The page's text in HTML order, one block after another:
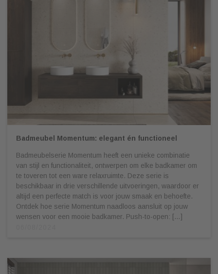
Badmeubel Momentum: elegant én functioneel
Badmeubelserie Momentum heeft een unieke combinatie
van stijl en functionaliteit, ontwerpen om elke badkamer om
te toveren tot een ware relaxruimte. Deze serie is
beschikbaar in drie verschillende uitvoeringen, waardoor er
altijd een perfecte match is voor jouw smaak en behoefte.
Ontdek hoe serie Momentum naadloos aansluit op jouw
wensen voor een mooie badkamer. Push-to-open: […]